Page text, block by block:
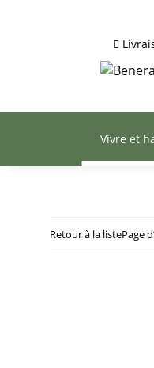
Vivre et
Retour à la listePage